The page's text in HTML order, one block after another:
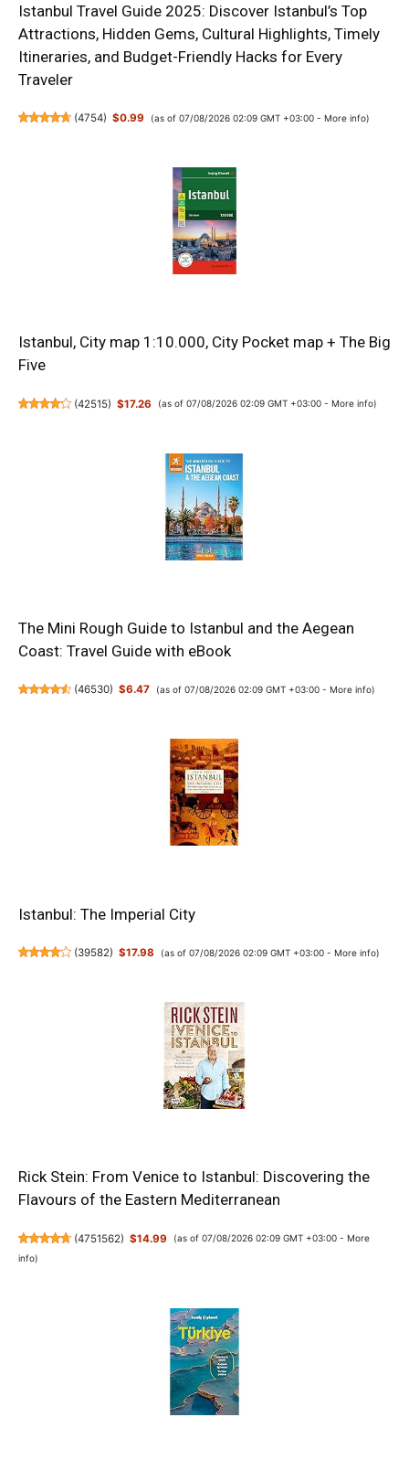
Istanbul Travel Guide 2025: Discover Istanbul’s Top
Attractions, Hidden Gems, Cultural Highlights, Timely
Itineraries, and Budget-Friendly Hacks for Every
Traveler
(4754) $0.99 (as of 07/08/2026 02:09 GMT +03:00 - More info)
Istanbul, City map 1:10.000, City Pocket map + The Big
Five
(42515) $17.26 (as of 07/08/2026 02:09 GMT +03:00 - More info)
The Mini Rough Guide to Istanbul and the Aegean
Coast: Travel Guide with eBook
(46530) $6.47 (as of 07/08/2026 02:09 GMT +03:00 - More info)
Istanbul: The Imperial City
(39582) $17.98 (as of 07/08/2026 02:09 GMT +03:00 - More info)
Rick Stein: From Venice to Istanbul: Discovering the
Flavours of the Eastern Mediterranean
(4751562) $14.99 (as of 07/08/2026 02:09 GMT +03:00 - More
info)